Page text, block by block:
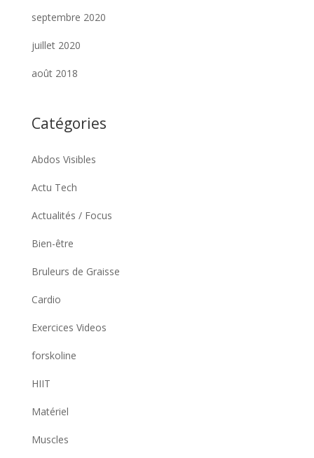
septembre 2020
juillet 2020
août 2018
Catégories
Abdos Visibles
Actu Tech
Actualités / Focus
Bien-être
Bruleurs de Graisse
Cardio
Exercices Videos
forskoline
HIIT
Matériel
Muscles